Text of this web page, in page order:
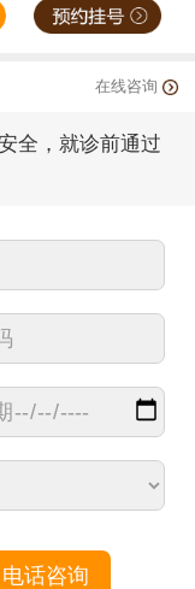
在线咨询
全，就诊前通过
电话咨询